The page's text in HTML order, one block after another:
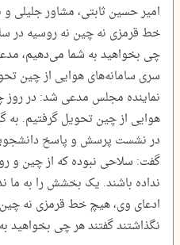
امیر حسین ثابتی، مشاور جلیلی
خط قرمزی نه چین نه روسیه در
چی بخواهید به شما می‌دهیم،
سری سامانه‌های هوایی از چین
نماینده مجلس مدعی شد: در
هوایی از چین تحویل گرفتیم. به
در نشست پرسش و پاسخ
گفت: سلاحی نبوده که از چین و
نداده باشند. یک بخشش را به ما
ادعای وی، هیچ خط قرمزی نه
نگذاشتند گفتند هر چی بخواهید